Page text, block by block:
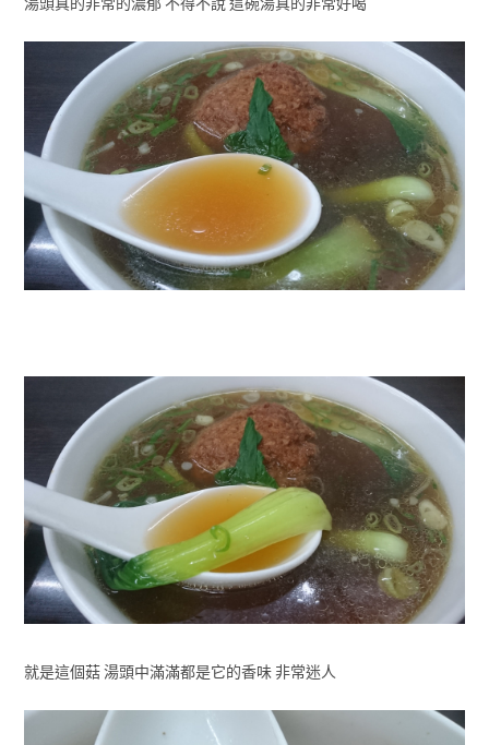
就是這個菇 湯頭中滿滿都是它的香味 非常迷人